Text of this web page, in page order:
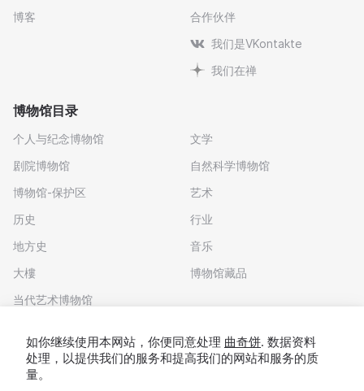
博客
合作伙伴
我们是VKontakte
我们在禅
博物馆目录
个人与纪念博物馆
剧院博物馆
博物馆-保护区
历史
地方史
大樓
当代艺术博物馆
文学
自然科学博物馆
艺术
行业
音乐
博物馆藏品
如你继续使用本网站，你便同意处理 曲奇饼. 数据资料
处理，以提供我们的服务和提高我们的网站和服务的质
量。